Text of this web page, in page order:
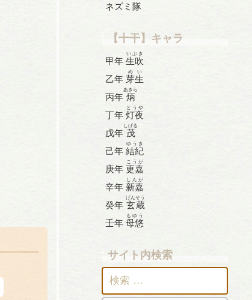
ネズミ隊
【十干】キャラ
甲年 生吹
いぶき
乙年 芽生
めい
丙年 炳
あきら
丁年 灯夜
とうや
戊年 茂
しげる
己年 結紀
ゆうき
庚年 更嘉
こうが
辛年 新嘉
しんが
癸年 玄蔵
げんぞう
壬年 母悠
もゆう
サイト内検索
索: